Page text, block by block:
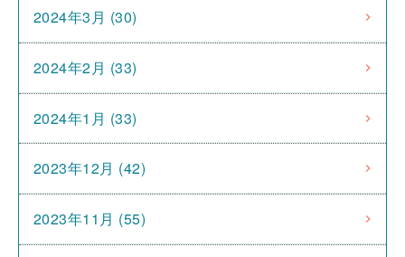
2024年3月 (30)
2024年2月 (33)
2024年1月 (33)
2023年12月 (42)
2023年11月 (55)